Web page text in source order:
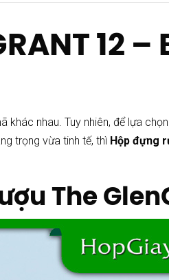
12 –
khác nhau. Tuy nhiên, để lựa
trọng vừa tinh tế, thì Hộp đựng
The